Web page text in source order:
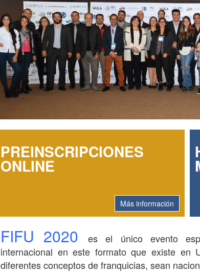
PREINSCRIPCIONES
ONLINE
Más información
FIFU 2020
es el único evento
internacional en este formato que existe en
diferentes conceptos de franquicias, sean